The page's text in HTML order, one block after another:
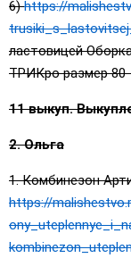
6)https://
ластовицей
ТРИКро размер
11 выкуп.
2. Ольга
1. Комбинезон
https://